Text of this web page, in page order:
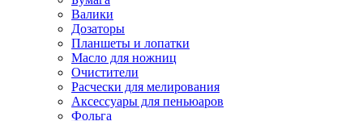
Валики
Дозаторы
Планшеты и лопатки
Масло для ножниц
Очистители
Расчески для мелирования
Аксессуары для пеньюаров
Фольга